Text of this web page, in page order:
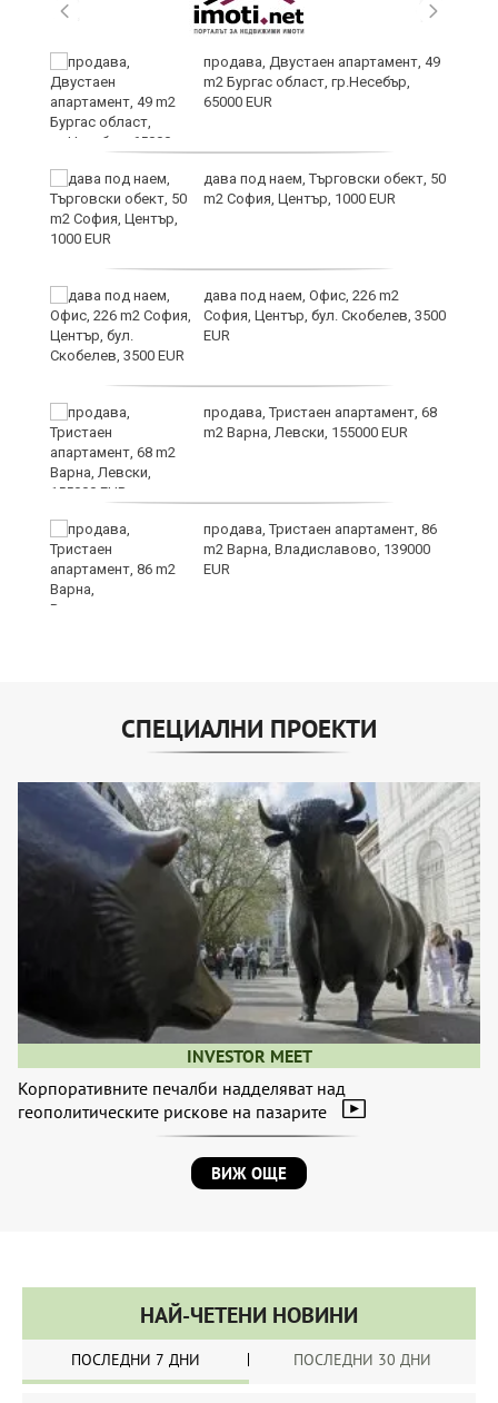
продава, Двустаен апартамент, 49
m2 Бургас област, гр.Несебър,
65000 EUR
дава под наем, Търговски обект, 50
m2 София, Център, 1000 EUR
дава под наем, Офис, 226 m2
София, Център, бул. Скобелев, 3500
EUR
продава, Тристаен апартамент, 68
m2 Варна, Левски, 155000 EUR
продава, Тристаен апартамент, 86
m2 Варна, Владиславово, 139000
EUR
СПЕЦИАЛНИ ПРОЕКТИ
INVESTOR MEET
Корпоративните печалби надделяват над
геополитическите рискове на пазарите
ВИЖ ОЩЕ
НАЙ-ЧЕТЕНИ НОВИНИ
ПОСЛЕДНИ 7 ДНИ ПОСЛЕДНИ 30 ДНИ